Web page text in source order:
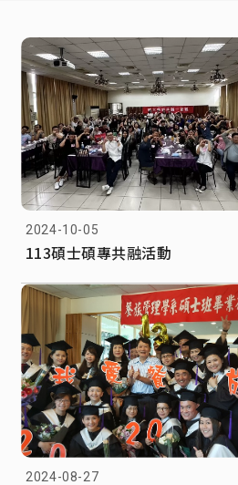
2024-10-05
113碩士碩專共融活動
2024-08-27